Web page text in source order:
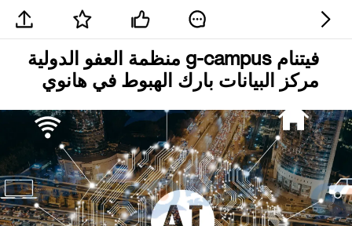
فيتنام g-campus منظمة العفو الدولية
مركز البيانات بارك الهبوط في هانوي